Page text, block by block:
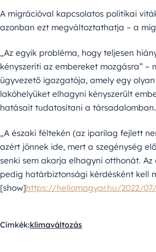
A migrációval kapcsolatos politikai
azonban ezt megváltoztathatja – a
„Az egyik probléma, hogy teljesen
kényszeríti az embereket mozgásra”
ügyvezető igazgatója, amely egy
lakóhelyüket elhagyni kényszerült
hatásait tudatosítani a társadalomban.
„A északi féltekén (az iparilag fejlett
azért jönnek ide, mert a szegénység
senki sem akarja elhagyni otthonát.
pedig határbiztonsági kérdésként kell
[show]https://hellomagyar.hu/2022/
Címkék:klímaváltozás